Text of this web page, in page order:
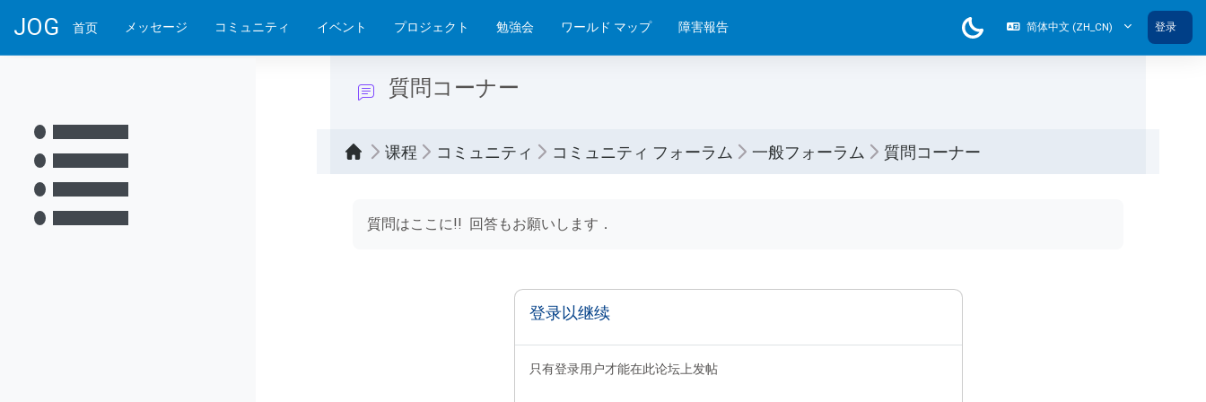
JOG 首页 メッセージ コミュニティ イベント プロジェクト 勉強会 ワールド マップ 障害報告 简体中文 ‎(ZH_CN)‎ 登录
質問コーナー
课程 コミュニティ コミュニティ フォーラム 一般フォーラム 質問コーナー
質問はここに!! 回答もお願いします．
登录以继续
只有登录用户才能在此论坛上发帖